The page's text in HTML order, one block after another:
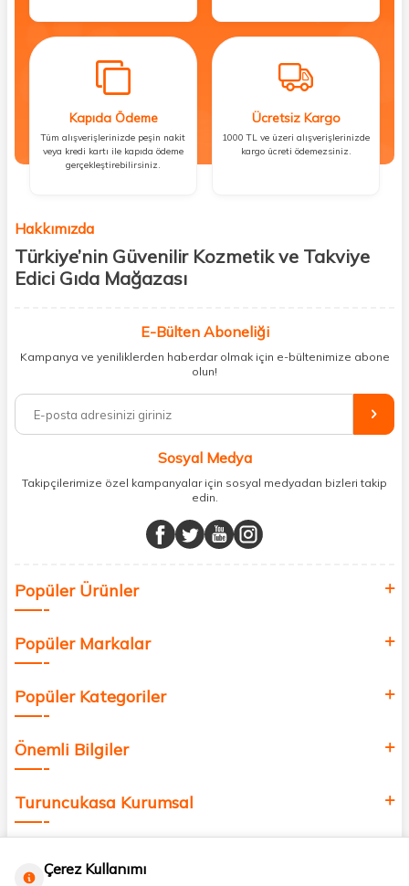
Kapıda Ödeme
Tüm alışverişlerinizde peşin nakit
veya kredi kartı ile kapıda ödeme
gerçekleştirebilirsiniz.
Ücretsiz Kargo
1000 TL ve üzeri alışverişlerinizde
kargo ücreti ödemezsiniz.
Hakkımızda
Türkiye’nin Güvenilir Kozmetik ve Takviye
Edici Gıda Mağazası
kişisel bakım hem de takviye edici gıda ürünlerini sizlerle
buluşturuyoruz. Artık mağaza mağaza dolaşmanıza gerek yok;
ihtiyacınız olan her şeyi tek bir çatı altında topluyor ve kapınıza kadar
%100 orijinal kozmetik ve sağlık ürünleriyle güzelliğinizi tamamlayabilir,
vücudunuzu desteklemek için güvenilir takviye edici gıdalara
minerallere kadar binlerce ürünü uygun fiyat ve hızlı kargo avantajıyla
sunuyoruz.
buluşturuyor ve online alışveriş deneyiminizi en iyi hale getiriyoruz.
Sağlık, güzellik ve iyi yaşam için aradığınız her şey burada!
değer katmak için bize katılın!
E-Bülten Aboneliği
Kampanya ve yeniliklerden haberdar olmak için e-bültenimize abone
olun!
Sosyal Medya
Takipçilerimize özel kampanyalar için sosyal medyadan bizleri takip
edin.
Popüler Ürünler
Popüler Markalar
Popüler Kategoriler
Önemli Bilgiler
Turuncukasa Kurumsal
Çerez Kullanımı